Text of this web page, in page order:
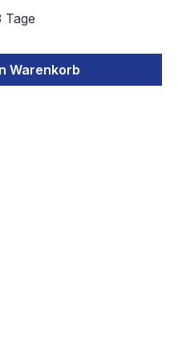
Tage
Wert
Warenkorb